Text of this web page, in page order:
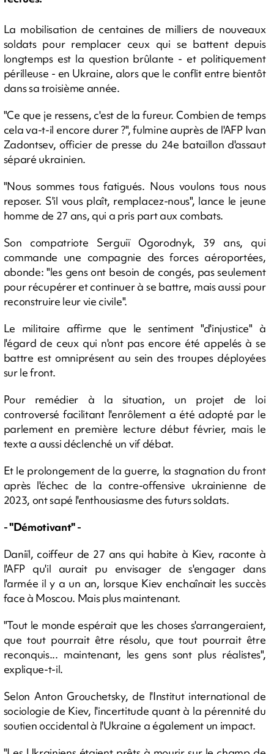
La mobilisation de centaines de milliers de nouveaux
soldats pour remplacer ceux qui se battent depuis
longtemps est la question brûlante - et politiquement
périlleuse - en Ukraine, alors que le conflit entre bientôt
dans sa troisième année.
"Ce que je ressens, c'est de la fureur. Combien de temps
cela va-t-il encore durer ?", fulmine auprès de l'AFP Ivan
Zadontsev, officier de presse du 24e bataillon d'assaut
séparé ukrainien.
"Nous sommes tous fatigués. Nous voulons tous nous
reposer. S'il vous plaît, remplacez-nous", lance le jeune
homme de 27 ans, qui a pris part aux combats.
Son compatriote Serguiï Ogorodnyk, 39 ans, qui
commande une compagnie des forces aéroportées,
abonde: "les gens ont besoin de congés, pas seulement
pour récupérer et continuer à se battre, mais aussi pour
reconstruire leur vie civile".
Le militaire affirme que le sentiment "d'injustice" à
l'égard de ceux qui n'ont pas encore été appelés à se
battre est omniprésent au sein des troupes déployées
sur le front.
Pour remédier à la situation, un projet de loi
controversé facilitant l'enrôlement a été adopté par le
parlement en première lecture début février, mais le
texte a aussi déclenché un vif débat.
Et le prolongement de la guerre, la stagnation du front
après l'échec de la contre-offensive ukrainienne de
2023, ont sapé l'enthousiasme des futurs soldats.
- "Démotivant" -
Daniïl, coiffeur de 27 ans qui habite à Kiev, raconte à
l'AFP qu'il aurait pu envisager de s'engager dans
l'armée il y a un an, lorsque Kiev enchaînait les succès
face à Moscou. Mais plus maintenant.
"Tout le monde espérait que les choses s'arrangeraient,
que tout pourrait être résolu, que tout pourrait être
reconquis... maintenant, les gens sont plus réalistes",
explique-t-il.
Selon Anton Grouchetsky, de l'Institut international de
sociologie de Kiev, l'incertitude quant à la pérennité du
soutien occidental à l'Ukraine a également un impact.